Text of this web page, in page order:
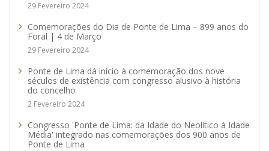
29 Fevereiro 2024
Comemorações do Dia de Ponte de Lima – 899 anos do
Foral | 4 de Março
29 Fevereiro 2024
Ponte de Lima dá início à comemoração dos nove
séculos de existência com congresso alusivo à história
do concelho
2 Fevereiro 2024
Congresso 'Ponte de Lima: da Idade do Neolítico à Idade
Média' integrado nas comemorações dos 900 anos de
Ponte de Lima